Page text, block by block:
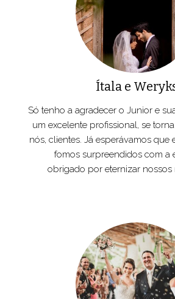
Ítala e
Só tenho a agradecer o Junior e
um excelente profissional, se
nós, clientes. Já esperávamos que
fomos surpreendidos com a
obrigado por eternizar nossos